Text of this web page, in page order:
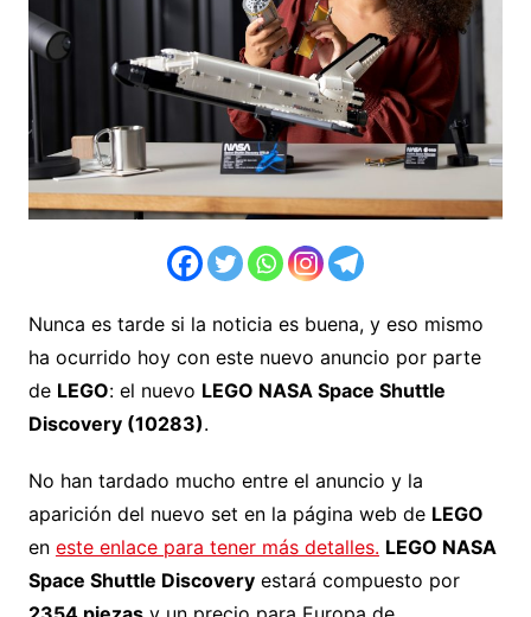
Nunca es tarde si la noticia es buena, y eso mismo
ha ocurrido hoy con este nuevo anuncio por parte
de LEGO: el nuevo LEGO NASA Space Shuttle
Discovery (10283).
No han tardado mucho entre el anuncio y la
aparición del nuevo set en la página web de LEGO
en este enlace para tener más detalles. LEGO NASA
Space Shuttle Discoveryestará compuesto por